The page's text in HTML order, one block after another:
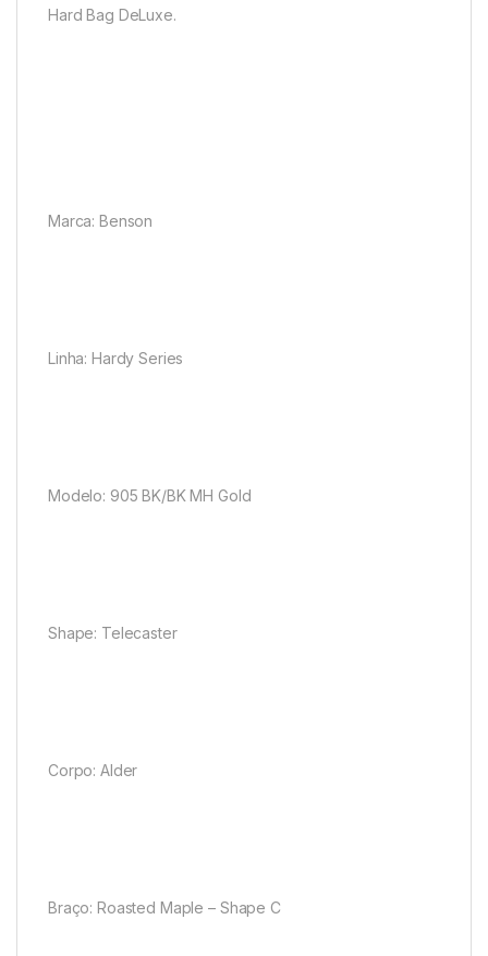
Hard Bag DeLuxe.
Marca: Benson
Linha: Hardy Series
Modelo: 905 BK/BK MH Gold
Shape: Telecaster
Corpo: Alder
Braço: Roasted Maple – Shape C